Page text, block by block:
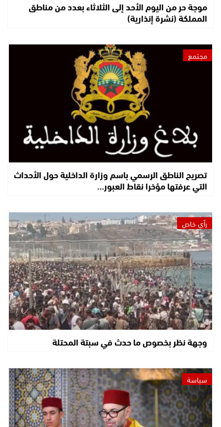
موجة حر من اليوم الأحد إلى الثلاثاء بعدد من مناطق
المملكة (نشرة إنذارية)
مجتمع
تصريح الناطق الرسمي باسم وزارة الداخلية حول الأحداث
التي عرفتها مؤخرا نقاط العبور…
رأي خاص
وجهة نظر بخصوص ما حدث في سبتة المحتلة
سياسة